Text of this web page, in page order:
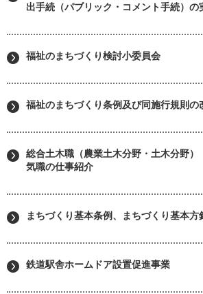
出手続（パブリック・コメント手続）の
福祉のまちづくり検討小委員会
福祉のまちづくり条例及び同施行規則の
総合土木職（農業土木分野・土木分野）
気職の仕事紹介
まちづくり基本条例、まちづくり基本方
鉄道駅舎ホームドア設置促進事業